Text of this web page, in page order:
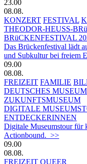
23.00
08.08.
KONZERT FESTIVAL
THEODOR-HEUSS-
BRüCKENFESTIVAL
Das Brückenfestival lädt
und Subkultur bei freiem
09.00
08.08.
FREIZEIT FAMILIE
DEUTSCHES
ZUKUNFTSMUSEUM
DIGITALE
ENTDECKERINNEN
Digitale Museumstour für
Actionbound. >>
09.00
08.08.
FREIZEIT QUEER